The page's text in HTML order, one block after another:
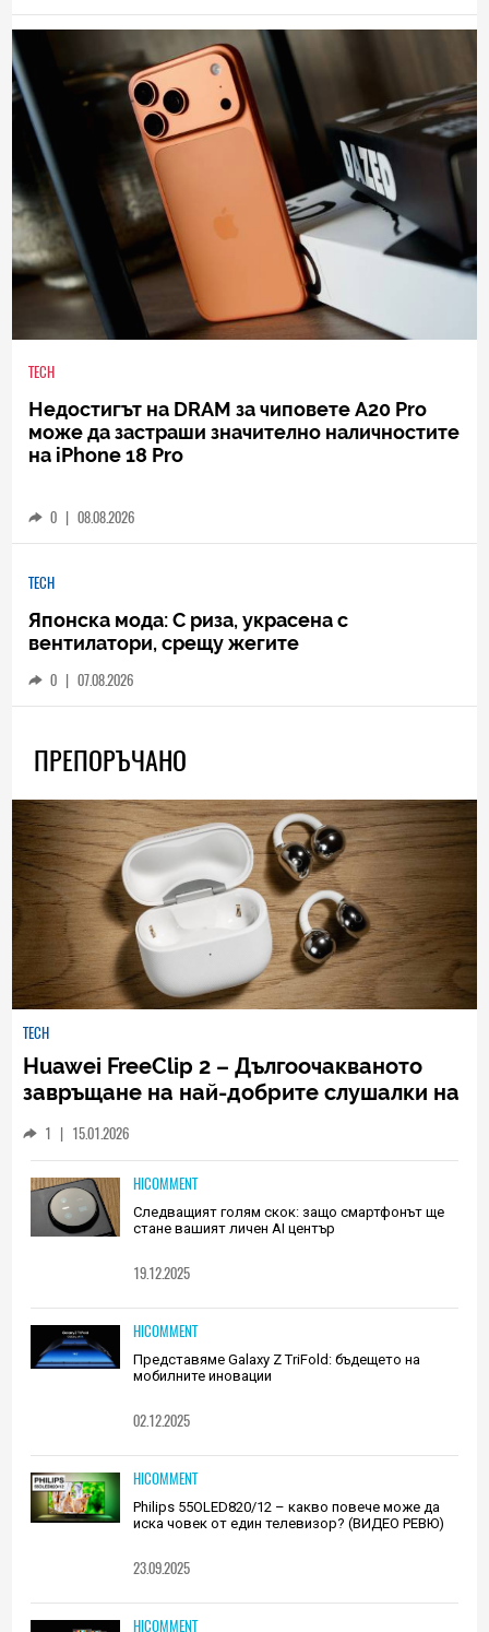
TECH
Недостигът на DRAM за чиповете A20 Pro
може да застраши значително наличностите
на iPhone 18 Pro
0 | 08.08.2026
TECH
Японска мода: С риза, украсена с
вентилатори, срещу жегите
0 | 07.08.2026
ПРЕПОРЪЧАНО
TECH
Huawei FreeClip 2 – Дългоочакваното
завръщане на най-добрите слушалки на
1 | 15.01.2026
HICOMMENT
Следващият голям скок: защо смартфонът ще
стане вашият личен AI център
19.12.2025
HICOMMENT
Представяме Galaxy Z TriFold: бъдещето на
мобилните иновации
02.12.2025
HICOMMENT
Philips 55OLED820/12 – какво повече може да
иска човек от един телевизор? (ВИДЕО РЕВЮ)
23.09.2025
HICOMMENT